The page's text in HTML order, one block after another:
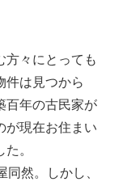
方々にとっても
件は見つから
百年の古民家が
が現在お住まい
。
然。しかし、